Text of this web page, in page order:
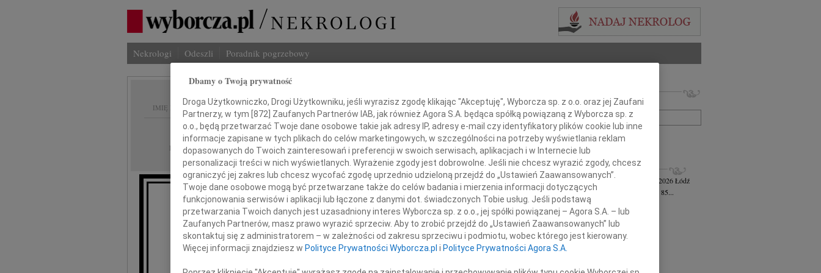
Nekrologi Odeszli Poradnik pogrzebowy
IMIĘ I NAZWISKO:
REGION: Łódź
DATA EMISJI: 20.03.2010
Przemysławowi i Radosławowi
Żurawskim vel Grajewskim
Imię i nazwisko lub numer ogłoszenia:
+ szukanie zaawansowane
INNE NEKROLOGI
Czesława Jankiewicz-Ferszt wiek: 85 23.07.2026Łódź
Z głębokim żalem zawiadamiam, że w wieku 85...
Andrzej Szereda 14.07.2026
W dniu 8 lipca 2026 roku odszedł od nas...
Marek Styczyński
28.05.2026
Z głębokim smutkiem i żalem przyjęliśmy...
Bartosz Gwizdała
Dzisiaj mija dziesięć lat od dnia, kiedy...
Dbamy o Twoją prywatność
Droga Użytkowniczko, Drogi Użytkowniku, jeśli wyrazisz zgodę klikając "Akceptuję", Wyborcza sp. z o.o. oraz jej Zaufani
Partnerzy, w tym [872] Zaufanych Partnerów IAB, jak również Agora S.A. będąca spółką powiązaną z Wyborcza sp. z
o.o., będą przetwarzać Twoje dane osobowe takie jak adresy IP, adresy e-mail czy identyfikatory plików cookie lub inne
informacje zapisane w tych plikach do celów marketingowych, w szczególności na potrzeby wyświetlania reklam
dopasowanych do Twoich zainteresowań i preferencji w swoich serwisach, aplikacjach i w Internecie lub
personalizacji treści w nich wyświetlanych. Wyrażenie zgody jest dobrowolne. Jeśli nie chcesz wyrazić zgody, chcesz
ograniczyć jej zakres lub chcesz wycofać zgodę uprzednio udzieloną przejdź do „Ustawień Zaawansowanych”.
Twoje dane osobowe mogą być przetwarzane także do celów badania i mierzenia informacji dotyczących
funkcjonowania serwisów i aplikacji lub łączone z danymi dot. świadczonych Tobie usług. Jeśli podstawą
przetwarzania Twoich danych jest uzasadniony interes Wyborcza sp. z o.o., jej spółki powiązanej – Agora S.A. – lub
Zaufanych Partnerów, masz prawo wyrazić sprzeciw. Aby to zrobić przejdź do „Ustawień Zaawansowanych” lub
skontaktuj się z administratorem – w zależności od zakresu sprzeciwu i podmiotu, wobec którego jest kierowany.
Więcej informacji znajdziesz w Polityce Prywatności Wyborcza.pl i Polityce Prywatności Agora S.A.